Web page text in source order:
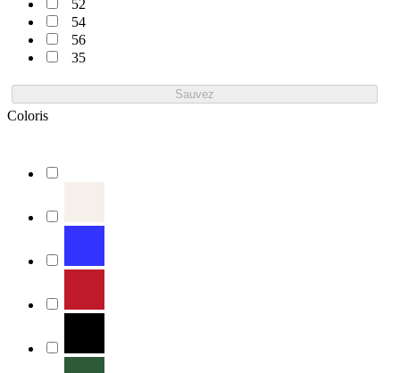
52
54
56
35
Sauvez
Coloris